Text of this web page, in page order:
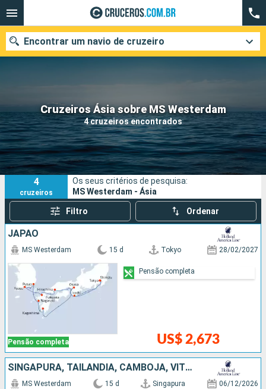
Cruzeiros Ásia sobre MS Westerdam
4 cruzeiros encontrados
Encontrar um navio de cruzeiro
Quando ir?
Data de partida
Cidades Companhias
Pesquisar
4
cruzeiros
Os seus critérios de pesquisa:
MS Westerdam - Ásia
Filtro Ordenar
JAPÃO
Pensão completa
MS Westerdam 15 d Tokyo 28/02/2027
US$ 2,673
Pensão completa
SINGAPURA, TAILÃNDIA, CAMBOJA, VITENÃ, CHINA
MS Westerdam 15 d Singapura 06/12/2026